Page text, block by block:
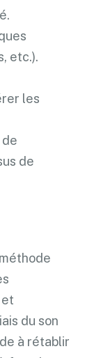
etc.).
les
de
de
du son
à rétablir